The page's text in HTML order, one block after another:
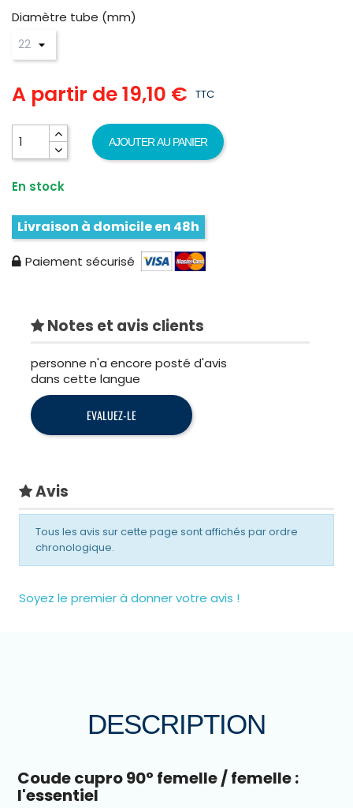
Diamètre tube (mm)
A partir de19,10 € TTC
AJOUTER AU PANIER
En stock
Livraison à domicile en 48h
Paiement sécurisé
Notes et avis clients
personne n'a encore posté d'avis
dans cette langue
EVALUEZ-LE
Avis
Tous les avis sur cette page sont affichés par ordre
chronologique.
Soyez le premier à donner votre avis !
DESCRIPTION
Coude cupro 90° femelle / femelle :
l'essentiel